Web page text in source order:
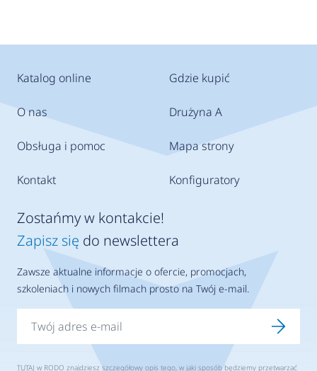
Katalog online
O nas
Obsługa i pomoc
Kontakt
Gdzie kupić
Drużyna A
Mapa strony
Konfiguratory
Zostańmy w kontakcie!
Zapisz się do newslettera
Zawsze aktualne informacje o ofercie, promocjach,
szkoleniach i nowych filmach prosto na Twój e-mail.
TUTAJ w RODO znajdziesz szczegółowy opis tego, w jaki sposób będziemy przetwarzać